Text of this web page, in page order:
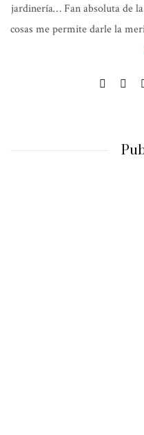
jardinería… Fan absoluta de
cosas me permite darle la